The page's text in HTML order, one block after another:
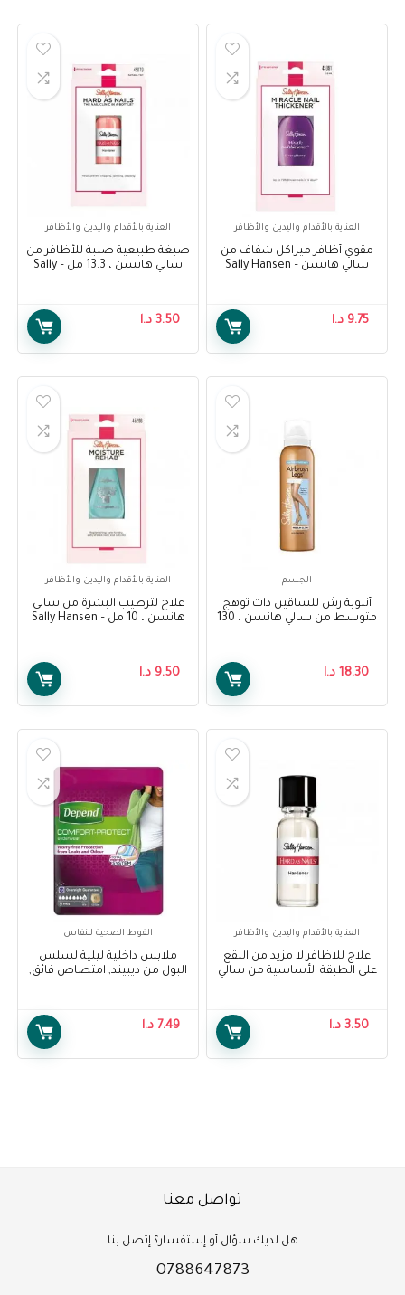
العناية بالأقدام واليدين والأظافر
مقوي أظافر ميراكل شفاف من
سالي هانسن – Sally Hansen
9.75 د.ا
العناية بالأقدام واليدين والأظافر
صبغة طبيعية صلبة للأظافر من
سالي هانسن ، 13.3 مل – Sally
3.50 د.ا
الجسم
أنبوبة رش للساقين ذات توهج
متوسط من سالي هانسن ، 130
18.30 د.ا
العناية بالأقدام واليدين والأظافر
علاج لترطيب البشرة من سالي
هانسن ، 10 مل – Sally Hansen
9.50 د.ا
العناية بالأقدام واليدين والأظافر
علاج للاظافر لا مزيد من البقع
على الطبقة الأساسية من سالي
3.50 د.ا
الفوط الصحية للنفاس
ملابس داخلية ليلية لسلس
البول من ديبيند, امتصاص فائق,
7.49 د.ا
تواصل معنا
هل لديك سؤال أو إستفسار؟ إتصل بنا
0788647873